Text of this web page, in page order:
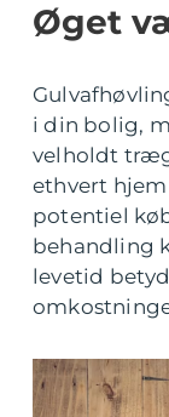
Øget
i din bolig,
velholdt
ethvert
potentiel
behandling
levetid